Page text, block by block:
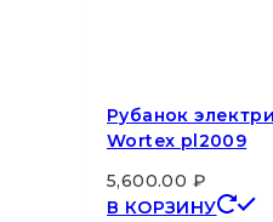
Рубанок
Wortex pl2009
5,600.00 ₽
В КОРЗИНУ